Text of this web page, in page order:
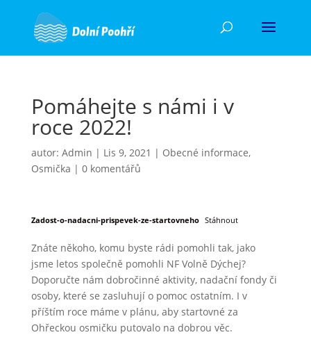
Pomáhejte s námi i v
roce 2022!
autor: Admin | Lis 9, 2021 | Obecné informace,
Osmička | 0 komentářů
Zadost-o-nadacni-prispevek-ze-startovneho Stáhnout
Znáte někoho, komu byste rádi pomohli tak, jako
jsme letos společně pomohli NF Volně Dýchej?
Doporučte nám dobročinné aktivity, nadační fondy či
osoby, které se zasluhují o pomoc ostatním. I v
příštím roce máme v plánu, aby startovné za
Ohřeckou osmičku putovalo na dobrou věc.